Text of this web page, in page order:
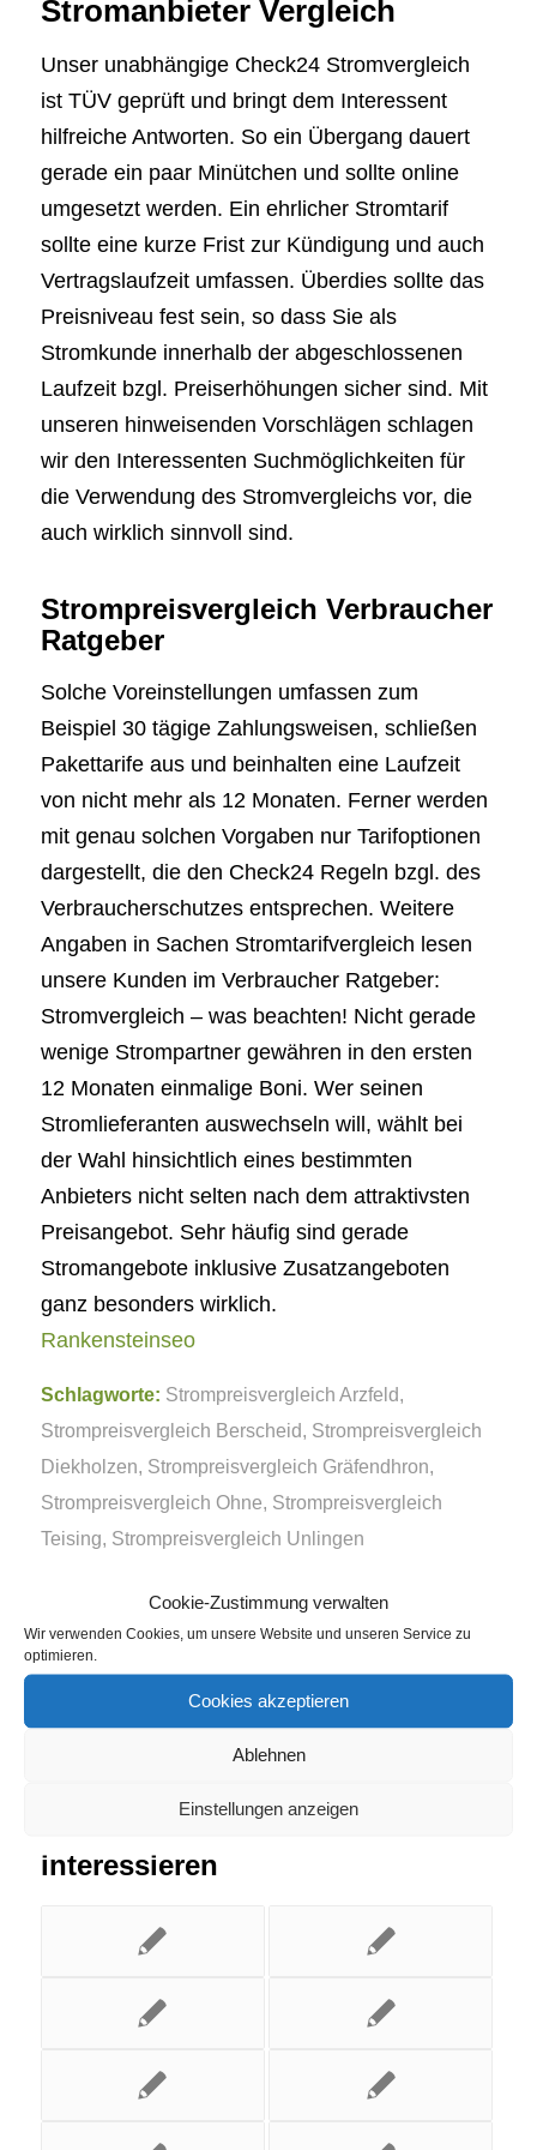
Cookie-Zustimmung verwalten
Wir verwenden Cookies, um unsere Website und unseren Service zu
optimieren.
Cookies akzeptieren
Ablehnen
Einstellungen anzeigen
Stromanbieter Vergleich
Unser unabhängige Check24 Stromvergleich
ist TÜV geprüft und bringt dem Interessent
hilfreiche Antworten. So ein Übergang dauert
gerade ein paar Minütchen und sollte online
umgesetzt werden. Ein ehrlicher Stromtarif
sollte eine kurze Frist zur Kündigung und auch
Vertragslaufzeit umfassen. Überdies sollte das
Preisniveau fest sein, so dass Sie als
Stromkunde innerhalb der abgeschlossenen
Laufzeit bzgl. Preiserhöhungen sicher sind. Mit
unseren hinweisenden Vorschlägen schlagen
wir den Interessenten Suchmöglichkeiten für
die Verwendung des Stromvergleichs vor, die
auch wirklich sinnvoll sind.
Strompreisvergleich Verbraucher
Ratgeber
Solche Voreinstellungen umfassen zum
Beispiel 30 tägige Zahlungsweisen, schließen
Pakettarife aus und beinhalten eine Laufzeit
von nicht mehr als 12 Monaten. Ferner werden
mit genau solchen Vorgaben nur Tarifoptionen
dargestellt, die den Check24 Regeln bzgl. des
Verbraucherschutzes entsprechen. Weitere
Angaben in Sachen Stromtarifvergleich lesen
unsere Kunden im Verbraucher Ratgeber:
Stromvergleich – was beachten! Nicht gerade
wenige Strompartner gewähren in den ersten
12 Monaten einmalige Boni. Wer seinen
Stromlieferanten auswechseln will, wählt bei
der Wahl hinsichtlich eines bestimmten
Anbieters nicht selten nach dem attraktivsten
Preisangebot. Sehr häufig sind gerade
Stromangebote inklusive Zusatzangeboten
ganz besonders wirklich.
Rankensteinseo
Schlagworte: Strompreisvergleich Arzfeld,
Strompreisvergleich Berscheid, Strompreisvergleich
Diekholzen, Strompreisvergleich Gräfendhron,
Strompreisvergleich Ohne, Strompreisvergleich
Teising, Strompreisvergleich Unlingen
Eintrag teilen
interessieren